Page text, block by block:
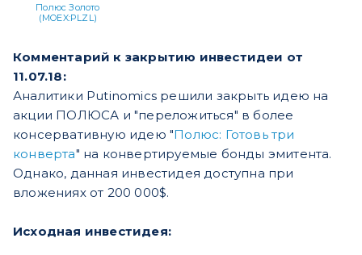
Полюс Золото
(MOEX:PLZL)
Комментарий к закрытию инвестидеи от
11.07.18:
Аналитики Putinomics решили закрыть идею на
акции ПОЛЮСА и "переложиться" в более
консервативную идею "Полюс: Готовь три
конверта" на конвертируемые бонды эмитента.
Однако, данная инвестидея доступна при
вложениях от 200 000$.
Исходная инвестидея: